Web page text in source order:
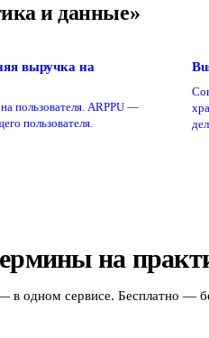
и данные»
выручка на
пользователя. ARPPU —
пользователя.
на
в одном сервисе. Бесплатно —